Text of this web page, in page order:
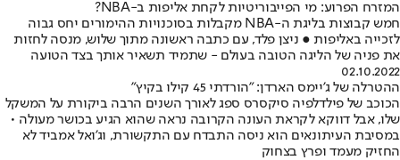
המזרח הפרוע: מי הפייבוריטיות לקחת אליפות ב-NBA?
חמש קבוצות בליגת ה-NBA מקבלות בסוכנויות ההימורים יחס גבוה
לזכייה באליפות ● ניצן פלד, עם כתבה ראשונה מתוך שלוש, מנסה לחזות
את פניה של הליגה הטובה בעולם - שתמיד תשאיר אותך בצד הטועה
02.10.2022
ההטרלה של ג'יימס הארדן: "הורדתי 45 קילו בקיץ"
הכוכב של פילדלפיה סיקסרס ספג לאורך השנים הרבה ביקורת על המשקל
שלו, אבל דווקא לקראת העונה הקרובה נראה שהוא הגיע בכושר מעולה •
במסיבת העיתונאים הוא ניסה התבדח עם התקשורת, וג'ואל אמביד לא
החזיק מעמד ופרץ בצחוק